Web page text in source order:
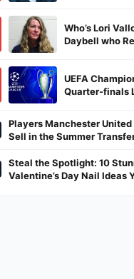
Burned in a
Who’s Lori
Daybell who
UEFA
Quarter-finals
And Where To
Players Manchester United
Sell in the Summer
Steal the Spotlight: 10
Valentine’s Day Nail Ideas